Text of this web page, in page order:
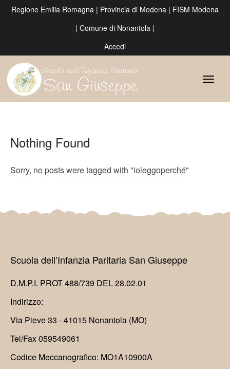
Regione Emilia Romagna | Provincia di Modena | FISM Modena
| Comune di Nonantola |
Accedi
Nothing Found
Sorry, no posts were tagged with "ioleggoperché"
Scuola dell’Infanzia Paritaria San Giuseppe
D.M.P.I. PROT 488/739 DEL 28.02.01
Indirizzo:
Via Pieve 33 - 41015 Nonantola (MO)
Tel/Fax 059549061
Codice Meccanografico: MO1A10900A